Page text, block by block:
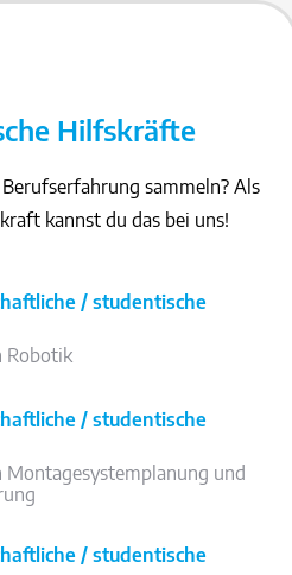
Hilfskräfte
sammeln? Als
kannst du das bei uns!
/ studentische
Robotik
/ studentische
Montagesystemplanung und
/ studentische